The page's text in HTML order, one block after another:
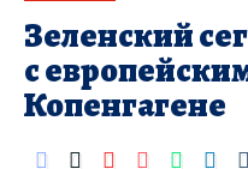
Зеленский
с
Копенгагене